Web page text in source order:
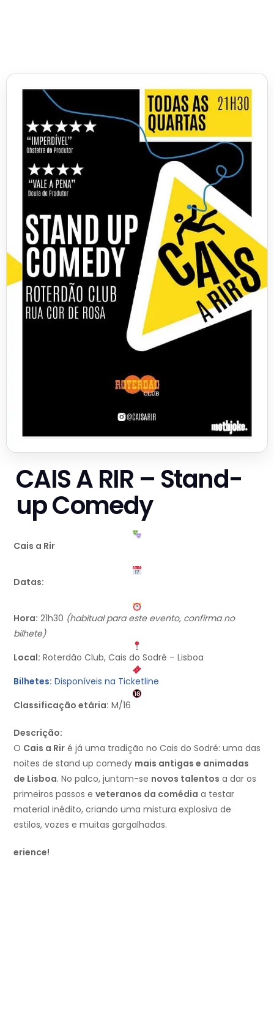
CAIS A RIR – Stand-
up Comedy
Cais a Rir
Datas:
Hora: 21h30 (habitual para este evento, confirma no
bilhete)
Local: Roterdão Club, Cais do Sodré – Lisboa
Bilhetes: Disponíveis na Ticketline
Classificação etária: M/16
Descrição:
O Cais a Rir é já uma tradição no Cais do Sodré: uma das
noites de stand up comedy mais antigas e animadas
de Lisboa. No palco, juntam-se novos talentos a dar os
primeiros passos e veteranos da comédia a testar
material inédito, criando uma mistura explosiva de
estilos, vozes e muitas gargalhadas.
erience!